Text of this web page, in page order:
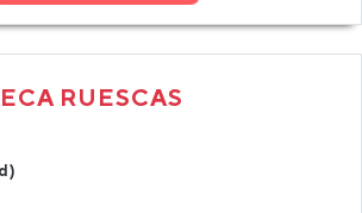
RUESCAS